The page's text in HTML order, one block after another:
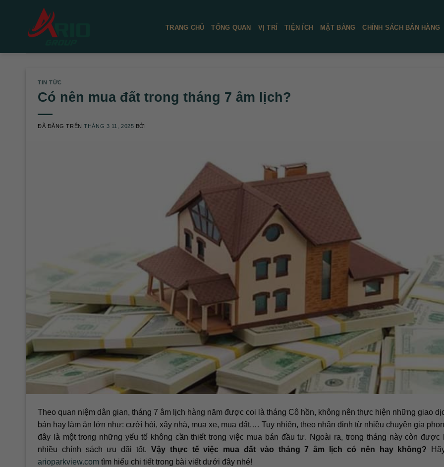
TRANG CHỦ TỔNG QUAN VỊ TRÍ TIỆN ÍCH MẶT BẰNG CHÍNH SÁCH BÁN HÀNG
TIN TỨC
Có nên mua đất trong tháng 7 âm lịch?
ĐÃ ĐĂNG TRÊNTHÁNG 3 11, 2025 BỞI
Theo quan niệm dân gian, tháng 7 âm lịch hàng năm được coi là tháng Cô hồn, không nên thực hiện những giao
bán hay làm ăn lớn như: cưới hỏi, xây nhà, mua xe, mua đất,… Tuy nhiên, theo nhận định từ nhiều chuyên gia
đây là một trong những yếu tố không cần thiết trong việc mua bán đầu tư. Ngoài ra, trong tháng này còn được
nhiều chính sách ưu đãi tốt. Vậy thực tế việc mua đất vào tháng 7 âm lịch có nên hay không?
arioparkview.com tìm hiểu chi tiết trong bài viết dưới đây nhé!